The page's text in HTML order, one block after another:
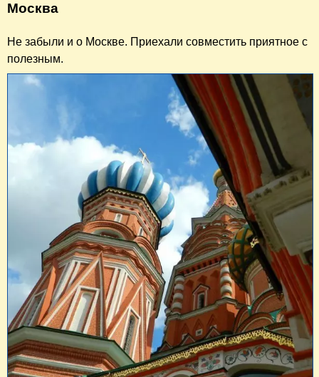
Москва
Не забыли и о Москве. Приехали совместить приятное с
полезным.